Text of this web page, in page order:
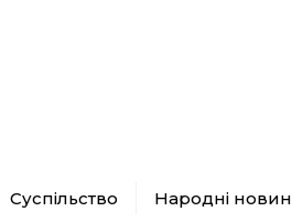
Суспільство Народні